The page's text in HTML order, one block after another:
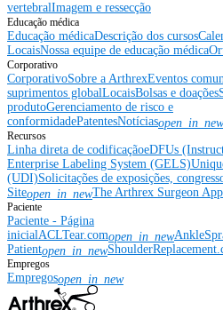
vertebralImagem e ressecção
Educação médica
Educação médicaDescrição dos cursos
LocaisNossa equipe de educação médica
Corporativo
CorporativoSobre a ArthrexEventos
suprimentos globalLocaisBolsas e doações
produtoGerenciamento de risco e
conformidadePatentesNotíciasopen_in_new
Recursos
Linha direta de codificaçãoeDFUs
Enterprise Labeling System (GELS)
(UDI)Solicitações de exposições,
Siteopen_in_newThe Arthrex Surgeon App
Paciente
Paciente - Página
inicialACLTear.comopen_in_new
Patientopen_in_new
Empregos
Empregosopen_in_new